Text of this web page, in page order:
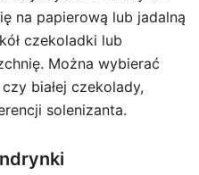
na papierową lub jadalną
czekoladki lub
Można wybierać
białej czekolady,
solenizanta.